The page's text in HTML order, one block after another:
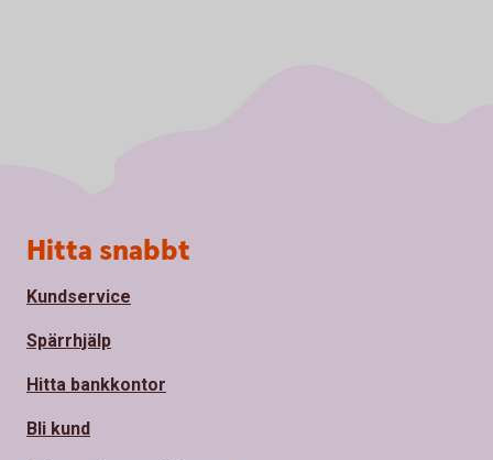
Sidfot
Hitta snabbt
Kundservice
Spärrhjälp
Hitta bankkontor
Bli kund